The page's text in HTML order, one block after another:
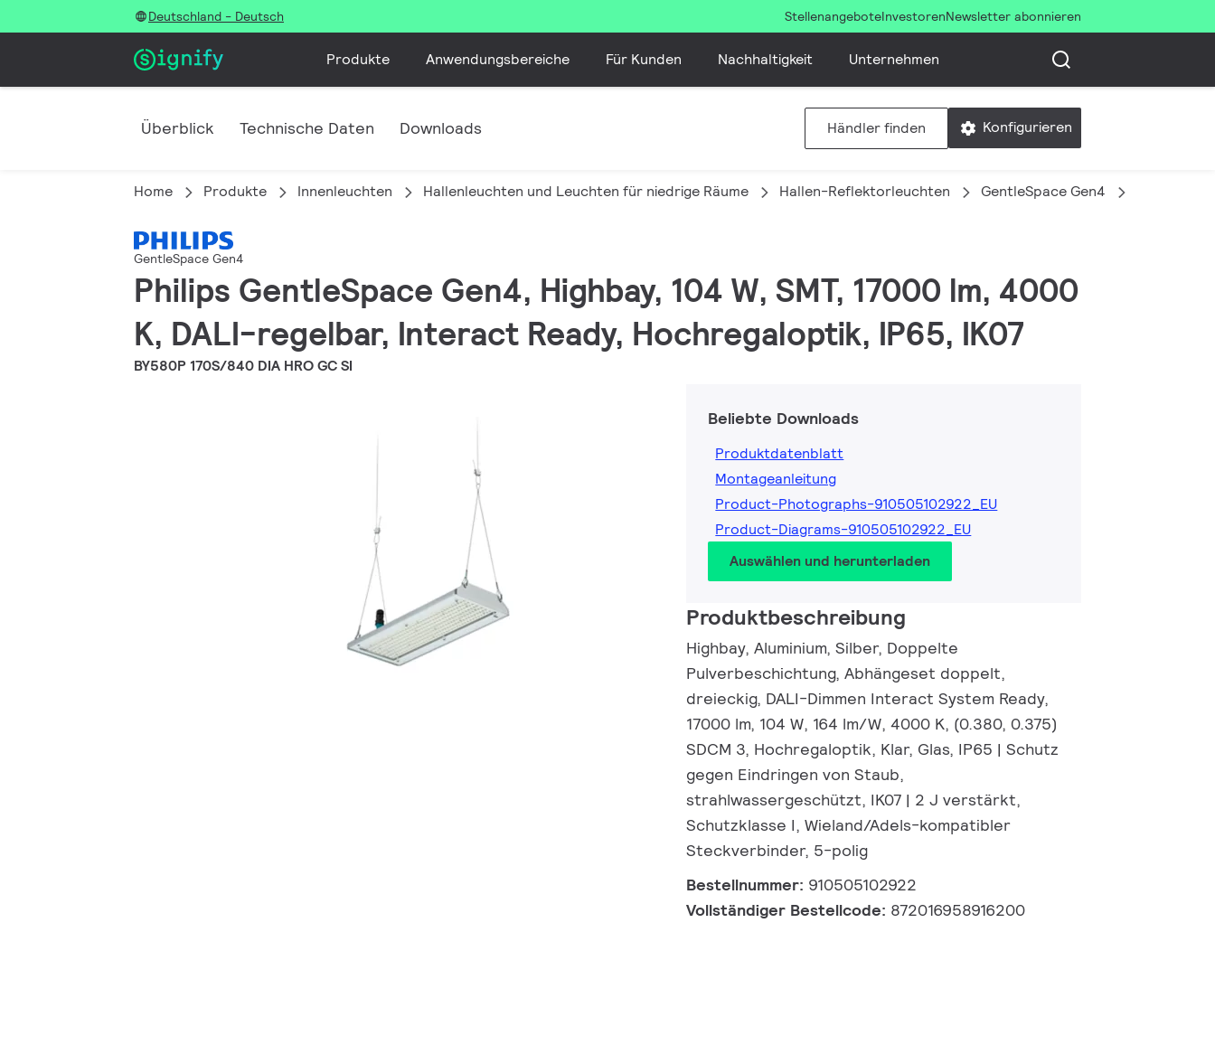
Deutschland - Deutsch StellenangeboteInvestorenNewsletter abonnieren
Produkte Anwendungsbereiche Für Kunden Nachhaltigkeit Unternehmen
Überblick Technische Daten Downloads Händler finden Konfigurieren
Home Produkte Innenleuchten Hallenleuchten und Leuchten für niedrige Räume Hallen-Reflektorleuchten GentleSpace Gen4
GentleSpace Gen4
Philips GentleSpace Gen4, Highbay, 104 W, SMT, 17000 lm, 4000
K, DALI-regelbar, Interact Ready, Hochregaloptik, IP65, IK07
BY580P 170S/840 DIA HRO GC SI
Beliebte Downloads
Produktdatenblatt
Montageanleitung
Product-Photographs-910505102922_EU
Product-Diagrams-910505102922_EU
Auswählen und herunterladen
Produktbeschreibung
Highbay, Aluminium, Silber, Doppelte
Pulverbeschichtung, Abhängeset doppelt,
dreieckig, DALI-Dimmen Interact System Ready,
17000 lm, 104 W, 164 lm/W, 4000 K, (0.380, 0.375)
SDCM 3, Hochregaloptik, Klar, Glas, IP65 | Schutz
gegen Eindringen von Staub,
strahlwassergeschützt, IK07 | 2 J verstärkt,
Schutzklasse I, Wieland/Adels-kompatibler
Steckverbinder, 5-polig
Bestellnummer: 910505102922
Vollständiger Bestellcode: 872016958916200